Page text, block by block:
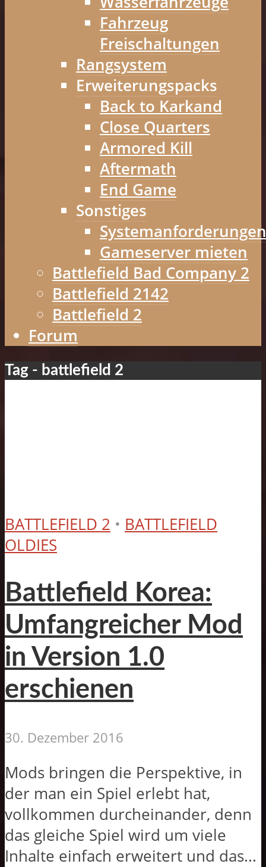
Fahrzeug
Freischaltungen
Rangsystem
Erweiterungspacks
Back to Karkand
Close Quarters
Armored Kill
Aftermath
End Game
Sonstiges
Systemanforderungen
Gameserver mieten
Battlefield Bad Company 2
Battlefield 2142
Battlefield 2
Forum
Tag - battlefield 2
BATTLEFIELD 2 • BATTLEFIELD
OLDIES
Battlefield Korea:
Umfangreicher Mod
in Version 1.0
erschienen
30. Dezember 2016
Mods bringen die Perspektive, in
der man ein Spiel erlebt hat,
vollkommen durcheinander, denn
das gleiche Spiel wird um viele
Inhalte einfach erweitert und das...